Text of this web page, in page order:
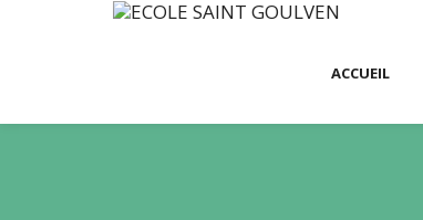
ACCUEIL